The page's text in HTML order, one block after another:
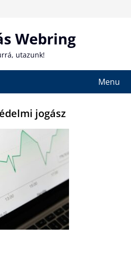
Webring
utazunk!
Menu
jogász